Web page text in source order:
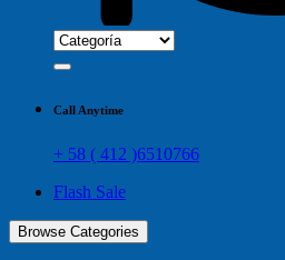
Call Anytime
+ 58 ( 412 )6510766
Flash Sale
Browse Categories